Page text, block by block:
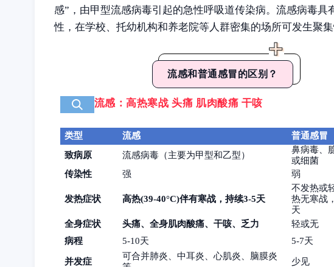
感”，由甲型流感病毒引起的急性呼吸道传染病。流感病毒具
性，在学校、托幼机构和养老院等人群密集的场所可发生聚集
流感和普通感冒的区别？
流感：高热寒战 头痛 肌肉酸痛 干咳
类型 流感
普通感冒
致病原
流感病毒（主要为甲型和乙型）
鼻病毒、
或细菌
传染性
强 弱
发热症状 高热(39-40°C)伴有寒战，持续3-5天
不发热或
热无寒战
天
全身症状
头痛、全身肌肉酸痛、干咳、 乏力
轻或无
病程
5-10天 5-7天
并发症
可合并肺炎、中耳炎、心肌炎、脑膜炎
少见